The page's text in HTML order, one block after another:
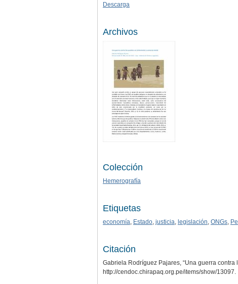
Descarga
Archivos
Colección
Hemerografía
Etiquetas
economía Estado justicia legislación ONGs
Citación
Gabriela Rodríguez Pajares, “Una guerra
http://cendoc.chirapaq.org.pe/items/show/13097